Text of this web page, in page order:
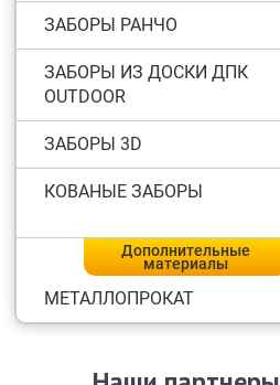
ЗАБОРЫ РАНЧО
ЗАБОРЫ ИЗ ДОСКИ ДПК
OUTDOOR
ЗАБОРЫ 3D
КОВАНЫЕ ЗАБОРЫ
Дополнительные
материалы
МЕТАЛЛОПРОКАТ